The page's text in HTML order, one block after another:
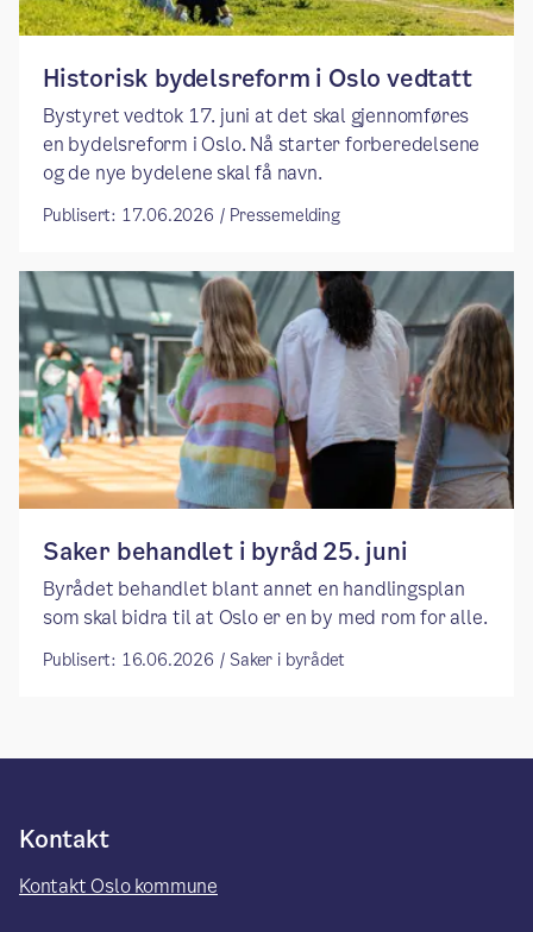
​​Historisk bydelsreform i Oslo vedtatt​
Bystyret vedtok 17. juni at det skal gjennomføres
en bydelsreform i Oslo. Nå starter forberedelsene
og de nye bydelene skal få navn.
Publisert: 17.06.2026 / Pressemelding
Saker behandlet i byråd 25. juni
Byrådet behandlet blant annet en handlingsplan
som skal bidra til at Oslo er en by med rom for alle.
Publisert: 16.06.2026 / Saker i byrådet
Kontakt
Kontakt Oslo kommune